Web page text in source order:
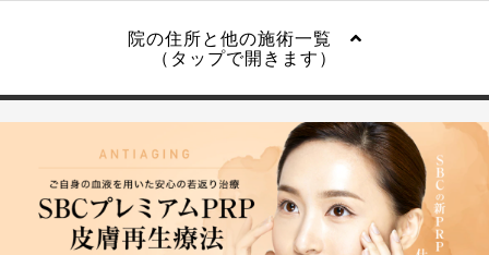
院の住所と他の施術一覧
（タップで開きます）